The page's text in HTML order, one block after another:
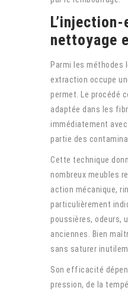
nettoyage
Parmi les méthodes
extraction occupe
permet. Le procédé
adaptée dans les
immédiatement
partie des
Cette technique
nombreux meubles
action mécanique,
particulièrement
poussières, odeurs,
anciennes. Bien
sans saturer
Son efficacité
pression, de la